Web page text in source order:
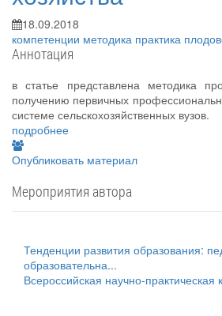
18.09.2018
компетенции методика практика
Аннотация
в статье представлена методика
получению первичных
системе сельскохозяйственных вузов.
подробнее
Опубликовать материал
Мероприятия автора
Тенденции развития образования:
образовательна...
Всероссийская научно-